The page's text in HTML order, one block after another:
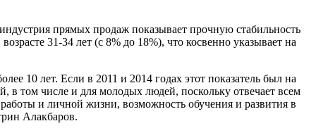
прямых продаж показывает прочную стабильность
31-34 лет (с 8% до 18%), что косвенно указывает на
10 лет. Если в 2011 и 2014 годах этот показатель был на
в том числе и для молодых людей, поскольку отвечает всем
и личной жизни, возможность обучения и развития в
Алакбаров.